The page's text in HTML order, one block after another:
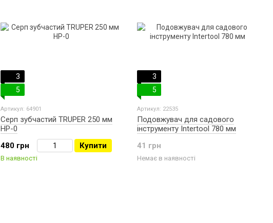
3
5
Артикул: 64901
Серп зубчастий TRUPER 250 мм
HP-0
480 грн
Купити
В наявності
3
5
Артикул: 22535
Подовжувач для садового
інструменту Intertool 780 мм
41 грн
Немає в наявності